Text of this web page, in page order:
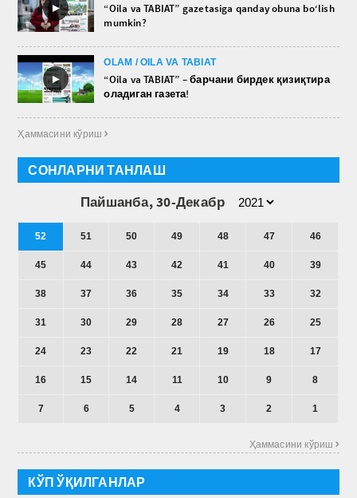
►
“Oila va TABIAT” gazetasiga qanday obuna bo‘lish
mumkin?
►
OLAM / OILA VA TABIAT
“Oila va TABIAT” – барчани бирдек қизиқтира
оладиган газета!
Ҳаммасини кўриш 
СОНЛАРНИ ТАНЛАШ
Пайшанба, 30-Декабр
52 51 50 49 48 47 46
45 44 43 42 41 40 39
38 37 36 35 34 33 32
31 30 29 28 27 26 25
24 23 22 21 19 18 17
16 15 14 11 10 9 8
7 6 5 4 3 2 1
Ҳаммасини кўриш 
КЎП ЎҚИЛГАНЛАР